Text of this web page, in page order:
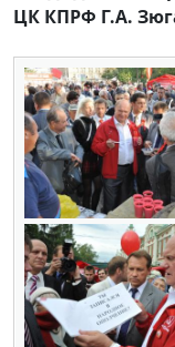
ЦК КПРФ Г.А.